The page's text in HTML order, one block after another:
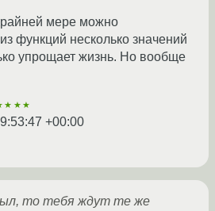
мере можно
функций несколько значений
упрощает жизнь. Но вообще
+00:00
то тебя ждут те же